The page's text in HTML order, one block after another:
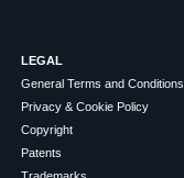
LEGAL
General Terms and Conditions
Privacy & Cookie Policy
Copyright
Patents